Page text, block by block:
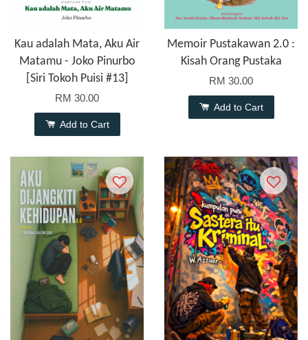
Kau adalah Mata, Aku Air
Matamu - Joko Pinurbo
[Siri Tokoh Puisi #13]
RM 30.00
Add to Cart
Memoir Pustakawan 2.0 :
Kisah Orang Pustaka
RM 30.00
Add to Cart